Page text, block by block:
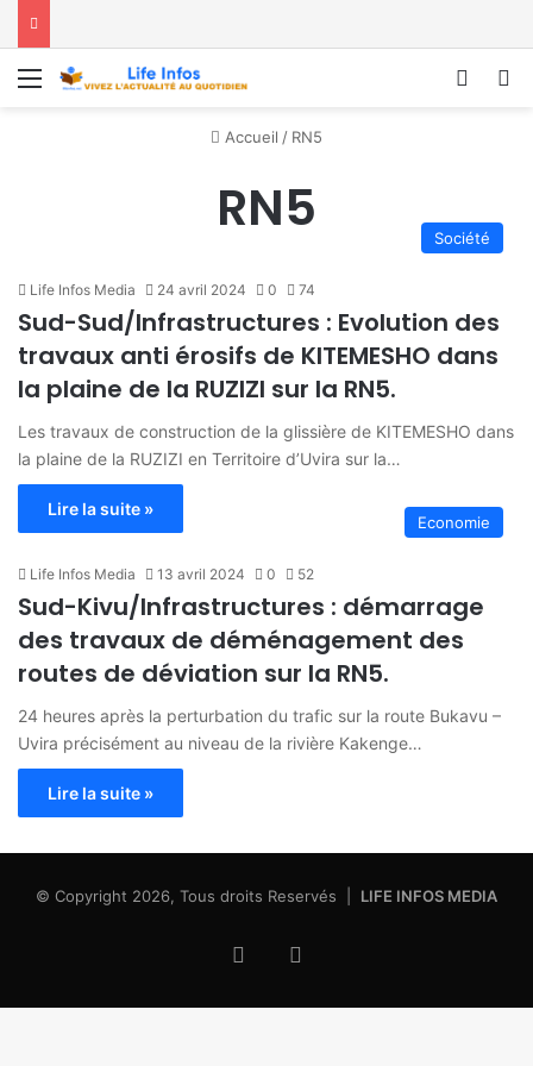
Menu
Accueil / RN5
RN5 Société
Life Infos Media 24 avril 2024 0 74
Sud-Sud/Infrastructures : Evolution des
travaux anti érosifs de KITEMESHO dans
la plaine de la RUZIZI sur la RN5.
Les travaux de construction de la glissière de KITEMESHO dans
la plaine de la RUZIZI en Territoire d’Uvira sur la…
Lire la suite »
Economie
Life Infos Media 13 avril 2024 0 52
Sud-Kivu/Infrastructures : démarrage
des travaux de déménagement des
routes de déviation sur la RN5.
24 heures après la perturbation du trafic sur la route Bukavu –
Uvira précisément au niveau de la rivière Kakenge…
Lire la suite »
© Copyright 2026, Tous droits Reservés | LIFE INFOS MEDIA
Facebook